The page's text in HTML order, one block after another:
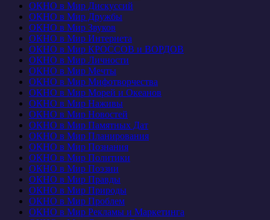
ОКНО в Мир Дискуссий
ОКНО в Мир Дружбы
ОКНО в Мир Звуков
ОКНО в Мир Интернета
ОКНО в Мир КРОССОВ и ВОРДОВ
ОКНО в Мир Личности
ОКНО в Мир Мечты
ОКНО в Мир Мифотворчества
ОКНО в Мир Морей и Океанов
ОКНО в Мир Наживы
ОКНО в Мир Новостей
ОКНО в Мир Памятных Дат
ОКНО в Мир Планирования
ОКНО в Мир Познания
ОКНО в Мир Политики
ОКНО в Мир Поэзии
ОКНО в Мир Правды
ОКНО в Мир Природы
ОКНО в Мир Проблем
ОКНО в Мир Рекламы и Маркетинга